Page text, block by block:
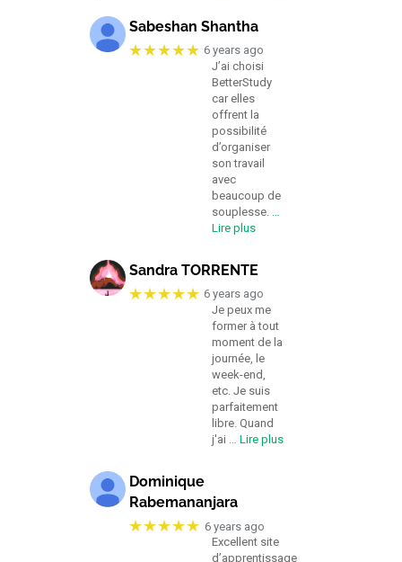
Sabeshan Shantha
★★★★★ 6 years ago
J’ai choisi
BetterStudy
car elles
offrent la
possibilité
d’organiser
son travail
avec
beaucoup de
souplesse.
Lire plus
Sandra TORRENTE
★★★★★ 6 years ago
Je peux me
former à tout
moment de la
journée, le
week-end,
etc. Je suis
parfaitement
libre. Quand
j'ai
… Lire plus
Dominique
Rabemananjara
★★★★★ 6 years ago
Excellent site
d’apprentissage